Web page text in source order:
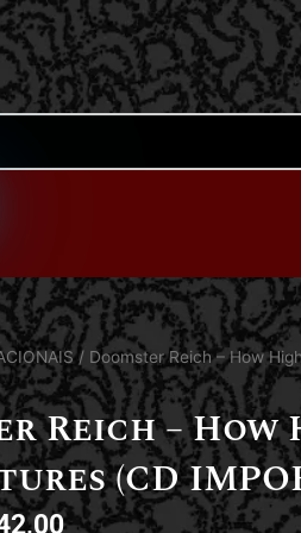
/ Doomster Reich – How
Reich – How
(CD